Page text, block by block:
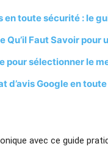
en toute sécurité : le
Qu’il Faut Savoir pour
pour sélectionner le
d’avis Google en
avec ce guide